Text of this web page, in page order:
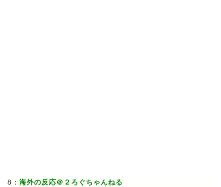
8： 海外の反応＠２ろぐちゃんねる